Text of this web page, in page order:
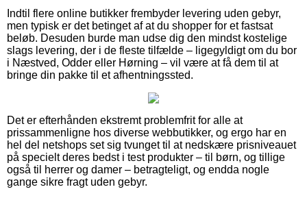
Indtil flere online butikker frembyder levering uden gebyr,
men typisk er det betinget af at du shopper for et fastsat
beløb. Desuden burde man udse dig den mindst kostelige
slags levering, der i de fleste tilfælde – ligegyldigt om du bor
i Næstved, Odder eller Hørning – vil være at få dem til at
bringe din pakke til et afhentningssted.
Det er efterhånden ekstremt problemfrit for alle at
prissammenligne hos diverse webbutikker, og ergo har en
hel del netshops set sig tvunget til at nedskære prisniveauet
på specielt deres bedst i test produkter – til børn, og tillige
også til herrer og damer – betragteligt, og endda nogle
gange sikre fragt uden gebyr.